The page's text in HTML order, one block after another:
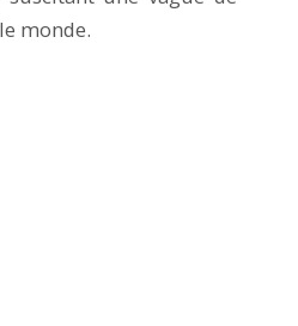
monde.